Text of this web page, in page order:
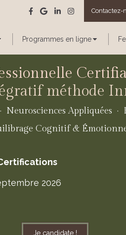
Contactez-
Programmes en ligne
méthode
Neurosciences Appliquées ·
Cognitif &
Certifications
2026
Je candidate !